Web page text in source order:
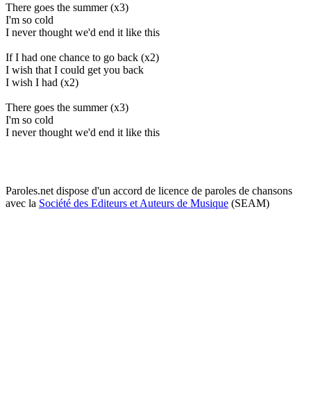
There goes the summer (x3)
I'm so cold
I never thought we'd end it like this
If I had one chance to go back (x2)
I wish that I could get you back
I wish I had (x2)
There goes the summer (x3)
I'm so cold
I never thought we'd end it like this
Paroles.net dispose d'un accord de licence de paroles de chansons
avec la Société des Editeurs et Auteurs de Musique (SEAM)